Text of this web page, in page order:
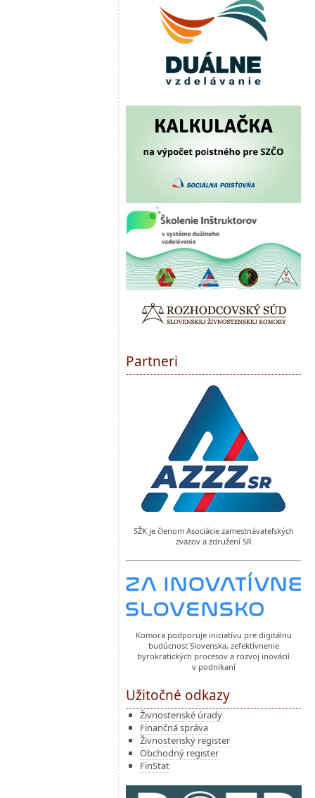
Partneri
SŽK je členom Asociácie zamestnávateľských
zväzov a združení SR
Komora podporuje iniciatívu pre digitálnu
budúcnosť Slovenska, zefektívnenie
byrokratických procesov a rozvoj inovácií
v podnikaní
Užitočné odkazy
Živnostenské úrady
Finančná správa
Živnostenský register
Obchodný register
FinStat